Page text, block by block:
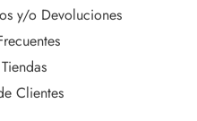
y/o Devoluciones
Clientes